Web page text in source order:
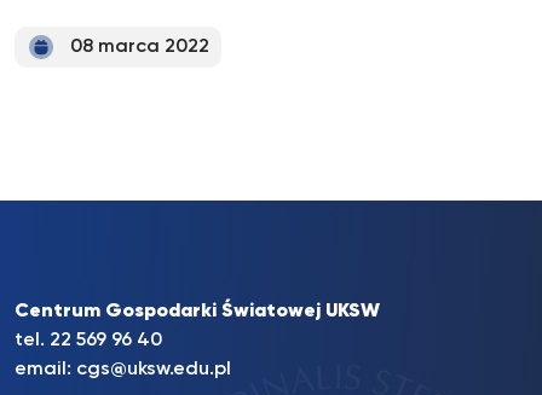
08 marca 2022
Centrum Gospodarki Światowej UKSW
tel. 22 569 96 40
email: cgs@uksw.edu.pl